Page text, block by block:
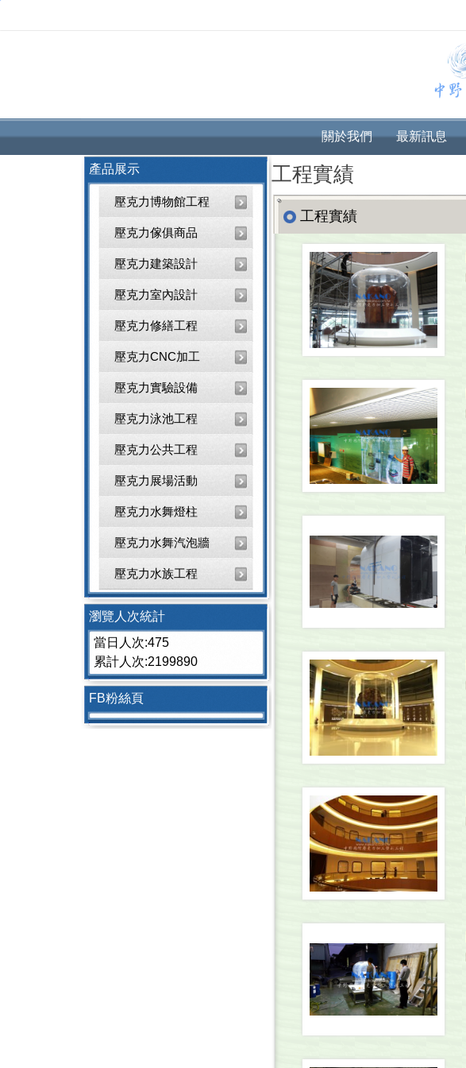
關於我們 最新訊息
產品展示
壓克力博物館工程
壓克力傢俱商品
壓克力建築設計
壓克力室內設計
壓克力修繕工程
壓克力CNC加工
壓克力實驗設備
壓克力泳池工程
壓克力公共工程
壓克力展場活動
壓克力水舞燈柱
壓克力水舞汽泡牆
壓克力水族工程
瀏覽人次統計
當日人次:475
累計人次:2199890
FB粉絲頁
工程實績
工程實績